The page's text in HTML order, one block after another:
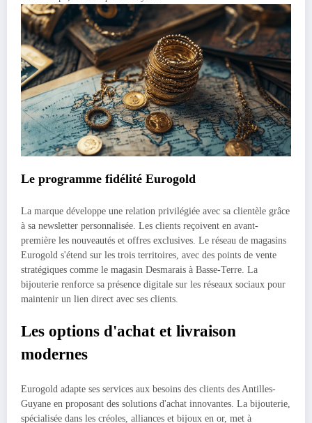
Le programme fidélité Eurogold
La marque développe une relation privilégiée avec sa clientèle grâce
à sa newsletter personnalisée. Les clients reçoivent en avant-
première les nouveautés et offres exclusives. Le réseau de magasins
Eurogold s'étend sur les trois territoires, avec des points de vente
stratégiques comme le magasin Desmarais à Basse-Terre. La
bijouterie renforce sa présence digitale sur les réseaux sociaux pour
maintenir un lien direct avec ses clients.
Les options d'achat et livraison
modernes
Eurogold adapte ses services aux besoins des clients des Antilles-
Guyane en proposant des solutions d'achat innovantes. La bijouterie,
spécialisée dans les créoles, alliances et bijoux en or, met à